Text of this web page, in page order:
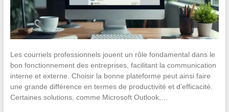
Les courriels professionnels jouent un rôle fondamental dans le
bon fonctionnement des entreprises, facilitant la communication
interne et externe. Choisir la bonne plateforme peut ainsi faire
une grande différence en termes de productivité et d’efficacité.
Certaines solutions, comme Microsoft Outlook,…